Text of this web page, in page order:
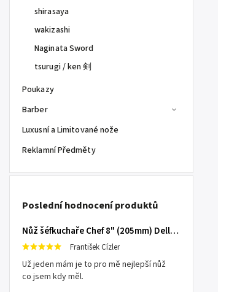
shirasaya
wakizashi
Naginata Sword
tsurugi / ken 剣
Poukazy
Barber
Luxusní a Limitované nože
Reklamní Předměty
Poslední hodnocení produktů
Nůž šéfkuchaře Chef 8" (205mm) Dellinger TOIVO - Professional Damascus
František Cízler
Už jeden mám je to pro mě nejlepší nůž
co jsem kdy měl.